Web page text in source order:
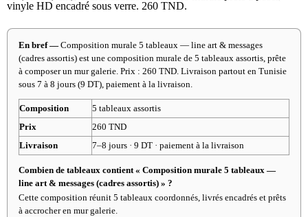
vinyle HD encadré sous verre. 260 TND.
En bref — Composition murale 5 tableaux — line art & messages
(cadres assortis) est une composition murale de 5 tableaux assortis, prête
à composer un mur galerie. Prix : 260 TND. Livraison partout en Tunisie
sous 7 à 8 jours (9 DT), paiement à la livraison.
Composition
5 tableaux assortis
Prix
260 TND
Livraison
7–8 jours · 9 DT · paiement à la livraison
Combien de tableaux contient « Composition murale 5 tableaux —
line art & messages (cadres assortis) » ?
Cette composition réunit 5 tableaux coordonnés, livrés encadrés et prêts
à accrocher en mur galerie.